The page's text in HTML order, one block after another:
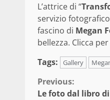
L’attrice di “
servizio
fascino di Megan
bellezza. Clicca
Tags:
Gallery
Continue
Previous:
Le foto dal libro